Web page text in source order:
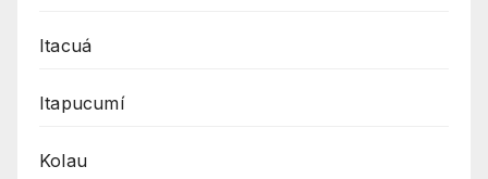
Itacuá
Itapucumí
Kolau